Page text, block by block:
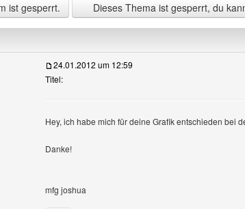
ist gesperrt. Dieses Thema ist gesperrt, du
Profile anzeigen
24.01.2012 um 12:59
Titel:
Hey, ich habe mich für deine Grafik entschieden bei
Danke!
mfg joshua